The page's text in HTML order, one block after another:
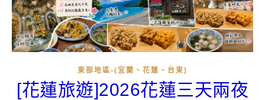
東部地區-(宜蘭、花蓮、台東)
[花蓮旅遊]2026花蓮三天兩夜